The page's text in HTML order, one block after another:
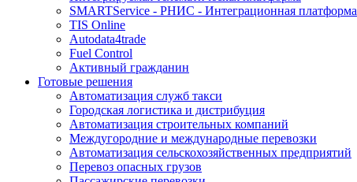
SMARTService - РНИС - Интеграционная платформа
TIS Online
Autodata4trade
Fuel Control
Активный гражданин
Готовые решения
Автоматизация служб такси
Городская логистика и дистрибуция
Автоматизация строительных компаний
Междугородние и международные перевозки
Автоматизация сельскохозяйственных предприятий
Перевоз опасных грузов